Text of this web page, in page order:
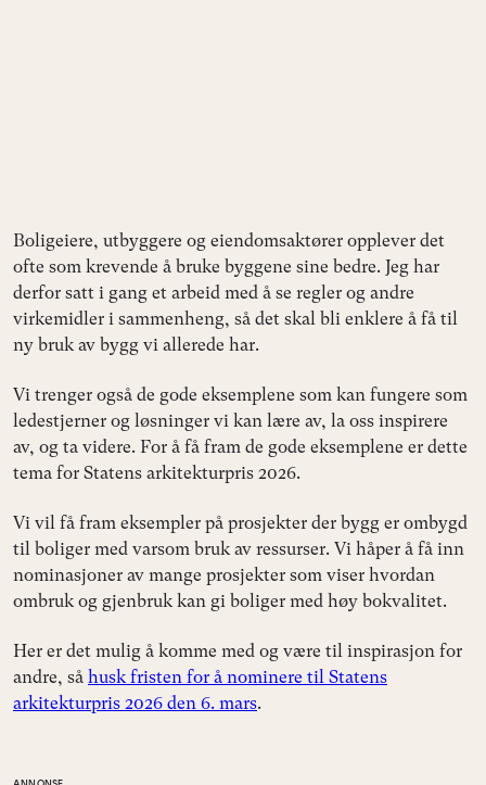
Boligeiere, utbyggere og eiendomsaktører opplever det
ofte som krevende å bruke byggene sine bedre. Jeg har
derfor satt i gang et arbeid med å se regler og andre
virkemidler i sammenheng, så det skal bli enklere å få til
ny bruk av bygg vi allerede har.
Vi trenger også de gode eksemplene som kan fungere som
ledestjerner og løsninger vi kan lære av, la oss inspirere
av, og ta videre. For å få fram de gode eksemplene er dette
tema for Statens arkitekturpris 2026.
Vi vil få fram eksempler på prosjekter der bygg er ombygd
til boliger med varsom bruk av ressurser. Vi håper å få inn
nominasjoner av mange prosjekter som viser hvordan
ombruk og gjenbruk kan gi boliger med høy bokvalitet.
Her er det mulig å komme med og være til inspirasjon for
andre, så husk fristen for å nominere til Statens
arkitekturpris 2026 den 6. mars.